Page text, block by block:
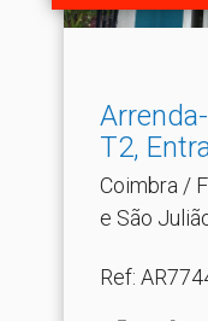
T2,
Coimbra /
e São
Ref: